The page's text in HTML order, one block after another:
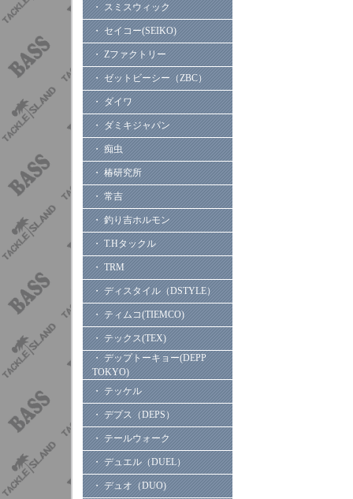
・ スミスウィック
・ セイコー(SEIKO)
・ Zファクトリー
・ ゼットビーシー（ZBC）
・ ダイワ
・ ダミキジャパン
・ 痴虫
・ 椿研究所
・ 常吉
・ 釣り吉ホルモン
・ T.Hタックル
・ TRM
・ ディスタイル（DSTYLE）
・ ティムコ(TIEMCO)
・ テックス(TEX)
・ デップトーキョー(DEPP
TOKYO)
・ テッケル
・ デプス（DEPS）
・ テールウォーク
・ デュエル（DUEL）
・ デュオ（DUO)